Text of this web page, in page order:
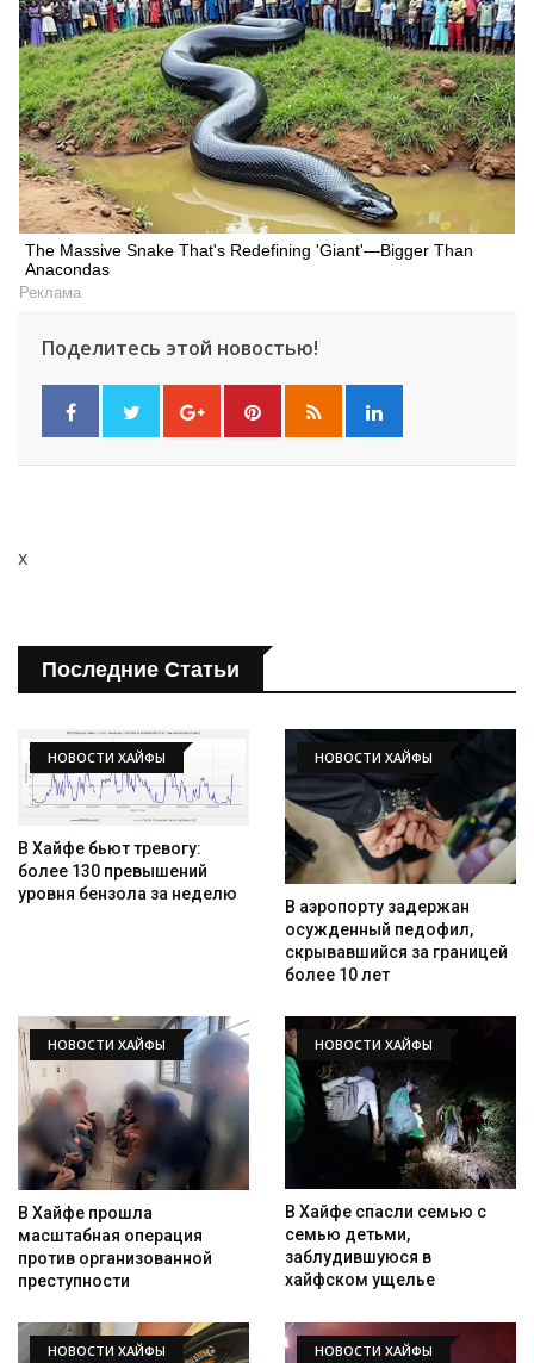
Искать
The Massive Snake That's Redefining 'Giant'—Bigger Than
Anacondas
Реклама
Поделитесь этой новостью!
x
Последние Статьи
НОВОСТИ ХАЙФЫ
В Хайфе бьют тревогу:
более 130 превышений
уровня бензола за неделю
НОВОСТИ ХАЙФЫ
В аэропорту задержан
осужденный педофил,
скрывавшийся за границей
более 10 лет
НОВОСТИ ХАЙФЫ
В Хайфе прошла
масштабная операция
против организованной
преступности
НОВОСТИ ХАЙФЫ
В Хайфе спасли семью с
семью детьми,
заблудившуюся в
хайфском ущелье
НОВОСТИ ХАЙФЫ НОВОСТИ ХАЙФЫ